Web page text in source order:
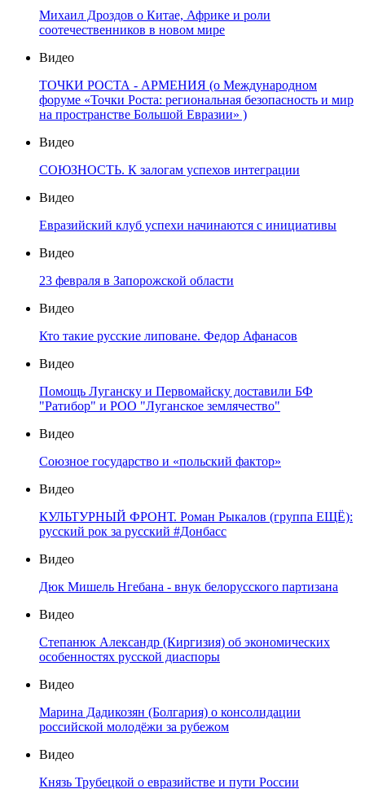
Михаил Дроздов о Китае, Африке и роли
соотечественников в новом мире
Видео
ТОЧКИ РОСТА - АРМЕНИЯ (о Международном
форуме «Точки Роста: региональная безопасность и мир
на пространстве Большой Евразии» )
Видео
СОЮЗНОСТЬ. К залогам успехов интеграции
Видео
Евразийский клуб успехи начинаются с инициативы
Видео
23 февраля в Запорожской области
Видео
Кто такие русские липоване. Федор Афанасов
Видео
Помощь Луганску и Первомайску доставили БФ
"Ратибор" и РОО "Луганское землячество"
Видео
Союзное государство и «польский фактор»
Видео
КУЛЬТУРНЫЙ ФРОНТ. Роман Рыкалов (группа ЕЩЁ):
русский рок за русский #Донбасс
Видео
Дюк Мишель Нгебана - внук белорусского партизана
Видео
Степанюк Александр (Киргизия) об экономических
особенностях русской диаспоры
Видео
Марина Дадикозян (Болгария) о консолидации
российской молодёжи за рубежом
Видео
Князь Трубецкой о евразийстве и пути России